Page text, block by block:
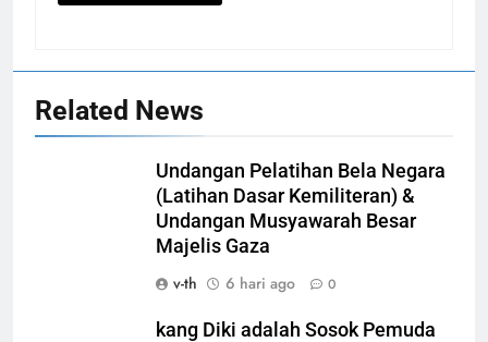
Related News
Undangan Pelatihan Bela Negara
(Latihan Dasar Kemiliteran) &
Undangan Musyawarah Besar
Majelis Gaza
v-th
6 hari ago 0
kang Diki adalah Sosok Pemuda